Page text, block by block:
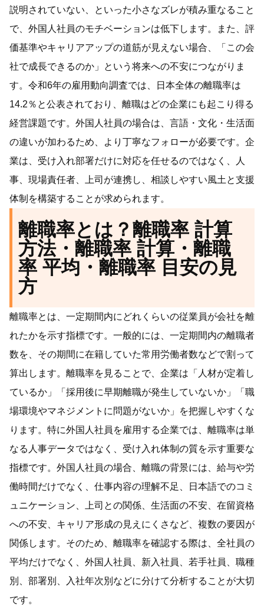
説明されていない、といった小さなズレが積み重なること
で、外国人社員のモチベーションは低下します。また、評
価基準やキャリアアップの道筋が見えない場合、「この会
社で成長できるのか」という将来への不安につながりま
す。令和6年の雇用動向調査では、日本全体の離職率は
14.2％と公表されており、離職はどの企業にも起こり得る
経営課題です。外国人社員の場合は、言語・文化・生活面
の違いが加わるため、より丁寧なフォローが必要です。企
業は、受け入れ部署だけに対応を任せるのではなく、人
事、現場責任者、上司が連携し、相談しやすい風土と支援
体制を構築することが求められます。
離職率とは？離職率 計算
方法・離職率 計算・離職
率 平均・離職率 目安の見
方
離職率とは、一定期間内にどれくらいの従業員が会社を離
れたかを示す指標です。一般的には、一定期間内の離職者
数を、その期間に在籍していた常用労働者数などで割って
算出します。離職率を見ることで、企業は「人材が定着し
ているか」「採用後に早期離職が発生していないか」「職
場環境やマネジメントに問題がないか」を把握しやすくな
ります。特に外国人社員を雇用する企業では、離職率は単
なる人事データではなく、受け入れ体制の質を示す重要な
指標です。外国人社員の場合、離職の背景には、給与や労
働時間だけでなく、仕事内容の理解不足、日本語でのコミ
ュニケーション、上司との関係、生活面の不安、在留資格
への不安、キャリア形成の見えにくさなど、複数の要因が
関係します。そのため、離職率を確認する際は、全社員の
平均だけでなく、外国人社員、新入社員、若手社員、職種
別、部署別、入社年次別などに分けて分析することが大切
です。